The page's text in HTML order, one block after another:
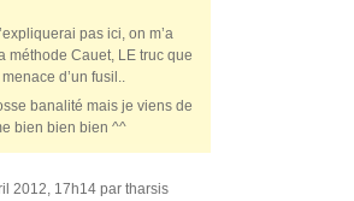
pas ici, on m’a
méthode Cauet, LE truc que
d’un fusil..
banalité mais je viens de
bien bien bien ^^
2012, 17h14 par tharsis